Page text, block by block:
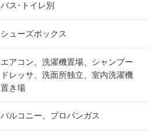
バス･トイレ別
シューズボックス
エアコン、洗濯機置場、シャンプー
ドレッサ、洗面所独立、室内洗濯機
置き場
バルコニー、プロパンガス